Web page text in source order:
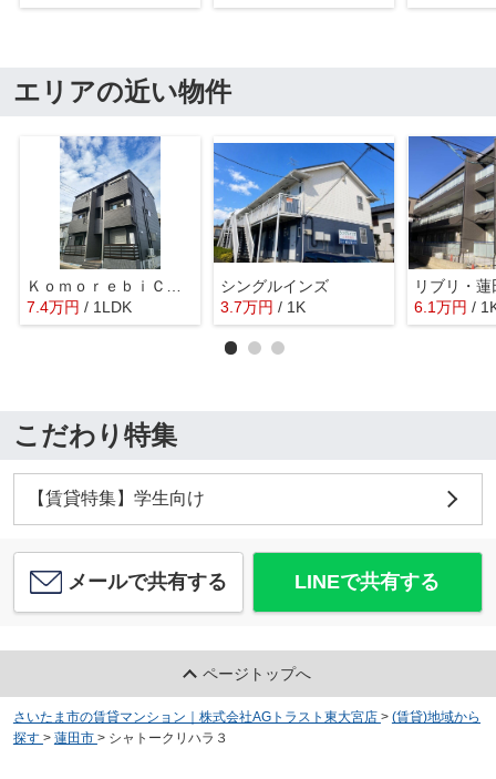
エリアの近い物件
ＫｏｍｏｒｅｂｉＣｏｕｒｔ
7.4万円 / 1LDK
シングルインズ
3.7万円 / 1K
リブリ・
6.1万円 /
こだわり特集
【賃貸特集】学生向け
メールで共有する LINEで共有する
ページトップへ
さいたま市の賃貸マンション｜株式会社AGトラスト東大宮店 > (賃貸)地域から
探す > 蓮田市 > シャトークリハラ３